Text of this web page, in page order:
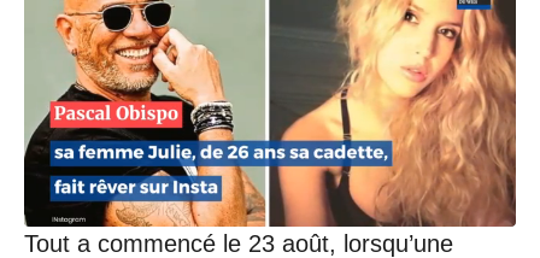
Tout a commencé le 23 août, lorsqu’une